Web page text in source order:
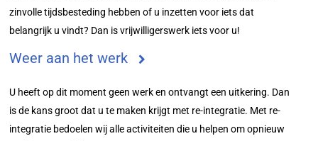
zinvolle tijdsbesteding hebben of u inzetten voor iets dat
belangrijk u vindt? Dan is vrijwilligerswerk iets voor u!
Weer aan het werk
U heeft op dit moment geen werk en ontvangt een uitkering. Dan
is de kans groot dat u te maken krijgt met re-integratie. Met re-
integratie bedoelen wij alle activiteiten die u helpen om opnieuw